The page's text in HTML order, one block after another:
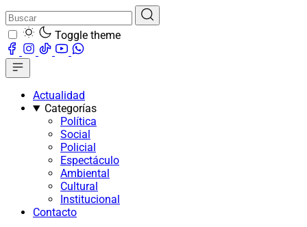
Toggle theme
Actualidad
Categorías
Política
Social
Policial
Espectáculo
Ambiental
Cultural
Institucional
Contacto